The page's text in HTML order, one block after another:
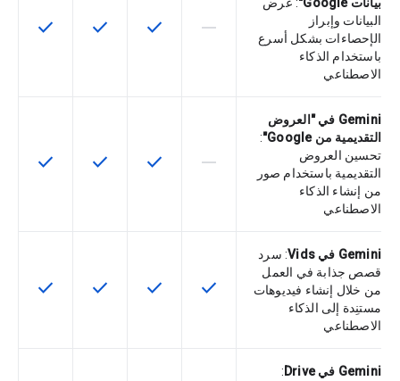
بيانات Google"
: عرض
البيانات وإبراز
الإحصاءات بشكل أسرع
باستخدام الذكاء
الاصطناعي
لا تتوفّر هذه الميزة لرمز التخزين
horizontal_rule تتوفّر هذه الميزة لرمز
check تتوفّر هذه الميزة
check تتوفّر
check
Gemini في "العروض
التقديمية من Google"
:
تحسين العروض
التقديمية باستخدام صور
من إنشاء الذكاء
الاصطناعي
لا تتوفّر هذه الميزة لرمز التخزين
horizontal_rule تتوفّر هذه الميزة لرمز
check تتوفّر هذه الميزة
check تتوفّر
check
Gemini في Vids
: سرد
قصص جذابة في العمل
من خلال إنشاء فيديوهات
مستنِدة إلى الذكاء
الاصطناعي
تتوفّر هذه الميزة لرمز التخزين
check تتوفّر هذه الميزة لرمز
check تتوفّر هذه الميزة
check تتوفّر
check
Gemini في Drive
: